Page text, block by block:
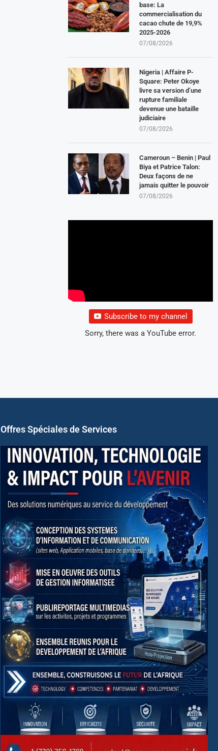
base: La
commercialisation du
cacao chute de 19,9%
2025-2026
07/08/2026
Nigeria | Affaire P-
Square: Peter Okoye
livre sa version d’une
rupture familiale
devenue une bataille
judiciaire
07/08/2026
Cameroun – Benin | Paul
Biya et Patrice Talon:
Deux façons de ne
jamais quitter le pouvoir
07/08/2026
Subscribe to my channel
Sorry, there was a YouTube error.
Offres Spéciales de Services